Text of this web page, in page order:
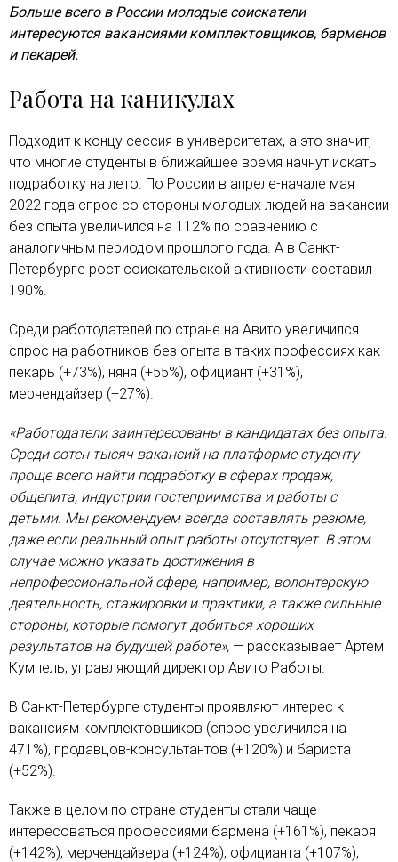
Больше всего в России молодые соискатели
интересуются вакансиями комплектовщиков, барменов
и пекарей.
Работа на каникулах
Подходит к концу сессия в университетах, а это значит,
что многие студенты в ближайшее время начнут искать
подработку на лето. По России в апреле-начале мая
2022 года спрос со стороны молодых людей на вакансии
без опыта увеличился на 112% по сравнению с
аналогичным периодом прошлого года. А в Санкт-
Петербурге рост соискательской активности составил
190%.
Среди работодателей по стране на Авито увеличился
спрос на работников без опыта в таких профессиях как
пекарь (+73%), няня (+55%), официант (+31%),
мерчендайзер (+27%).
«Работодатели заинтересованы в кандидатах без опыта.
Среди сотен тысяч вакансий на платформе студенту
проще всего найти подработку в сферах продаж,
общепита, индустрии гостеприимства и работы с
детьми. Мы рекомендуем всегда составлять резюме,
даже если реальный опыт работы отсутствует. В этом
случае можно указать достижения в
непрофессиональной сфере, например, волонтерскую
деятельность, стажировки и практики, а также сильные
стороны, которые помогут добиться хороших
результатов на будущей работе», — рассказывает Артем
Кумпель, управляющий директор Авито Работы.
В Санкт-Петербурге студенты проявляют интерес к
вакансиям комплектовщиков (спрос увеличился на
471%), продавцов-консультантов (+120%) и бариста
(+52%).
Также в целом по стране студенты стали чаще
интересоваться профессиями бармена (+161%), пекаря
(+142%), мерчендайзера (+124%), официанта (+107%),